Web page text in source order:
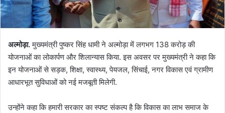
अल्मोड़ा.मुख्यमंत्री पुष्कर सिंह धामी ने अल्मोड़ा में लगभग 138 करोड़ की
योजनाओं का लोकार्पण और शिलान्यास किया. इस अवसर पर मुख्यमंत्री ने कहा कि
इन योजनाओं से सड़क, शिक्षा, स्वास्थ्य, पेयजल, सिंचाई, नगर विकास एवं ग्रामीण
आधारभूत सुविधाओं को नई मजबूती मिलेगी.
उन्होंने कहा कि हमारी सरकार का स्पष्ट संकल्प है कि विकास का लाभ समाज के